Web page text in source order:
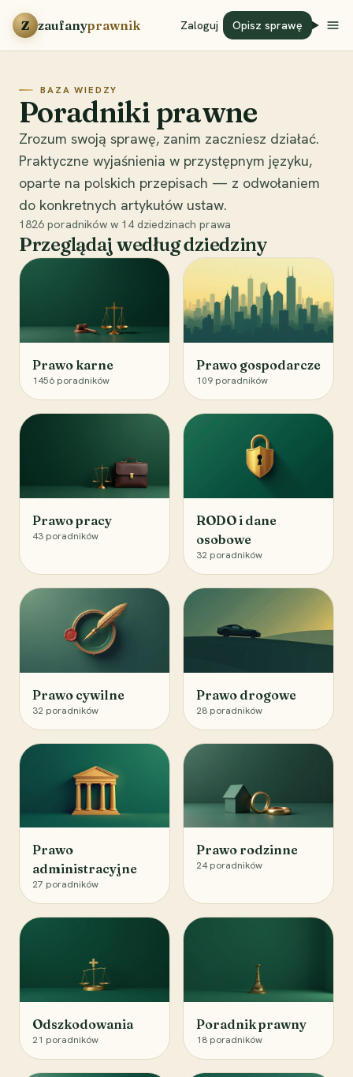
Przejdź do treści
Z zaufanyprawnik Zaloguj Opisz sprawę
BAZA WIEDZY
Poradniki prawne
Zrozum swoją sprawę, zanim zaczniesz działać.
Praktyczne wyjaśnienia w przystępnym języku,
oparte na polskich przepisach — z odwołaniem
do konkretnych artykułów ustaw.
1826 poradników w 14 dziedzinach prawa
Przeglądaj według dziedziny
Prawo karne
1456 poradników
Prawo gospodarcze
109 poradników
Prawo pracy
43 poradników
RODO i dane
osobowe
32 poradników
Prawo cywilne
32 poradników
Prawo drogowe
28 poradników
Prawo
administracyjne
27 poradników
Prawo rodzinne
24 poradników
Odszkodowania
21 poradników
Poradnik prawny
18 poradników